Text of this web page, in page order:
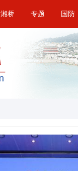
湘桥 专题 国防